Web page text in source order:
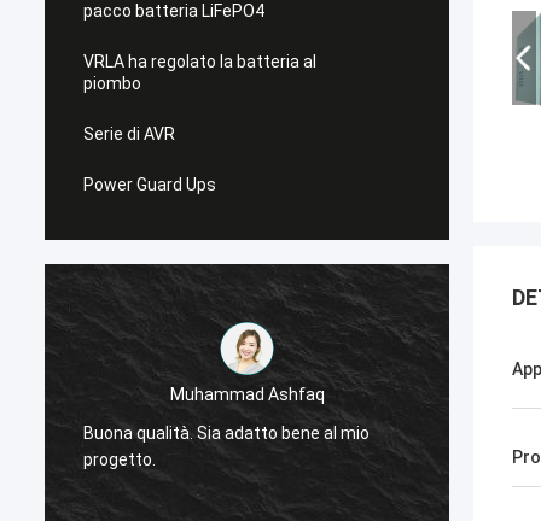
pacco batteria LiFePO4
VRLA ha regolato la batteria al
piombo
Serie di AVR
Power Guard Ups
Muhammad Ashfaq
Buona qualità. Sia adatto bene al mio
progetto.